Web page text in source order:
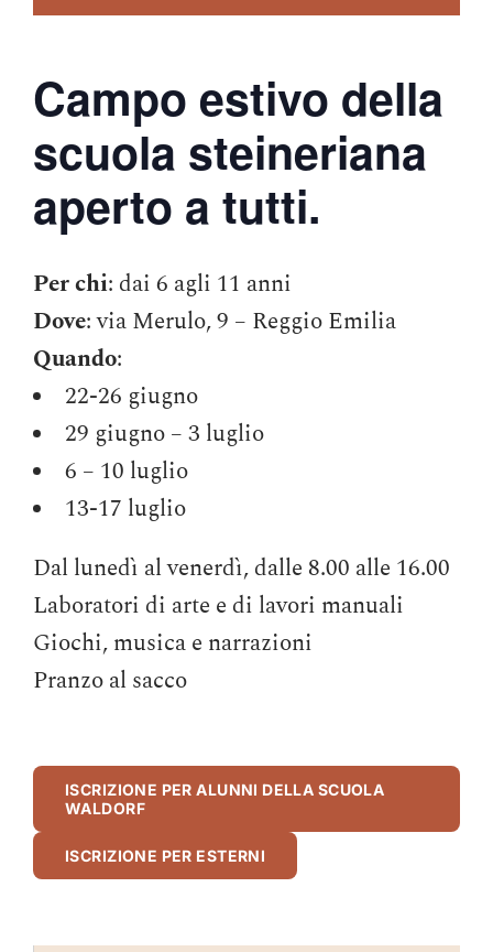
Campo estivo della
scuola steineriana
aperto a tutti.
Per chi: dai 6 agli 11 anni
Dove: via Merulo, 9 – Reggio Emilia
Quando:
22-26 giugno
29 giugno – 3 luglio
6 – 10 luglio
13-17 luglio
Dal lunedì al venerdì, dalle 8.00 alle 16.00
Laboratori di arte e di lavori manuali
Giochi, musica e narrazioni
Pranzo al sacco
ISCRIZIONE PER ALUNNI DELLA SCUOLA
WALDORF
ISCRIZIONE PER ESTERNI